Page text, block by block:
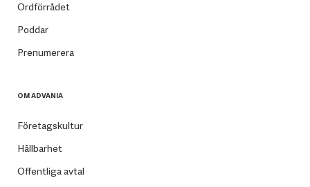
Ordförrådet
Poddar
Prenumerera
OM ADVANIA
Företagskultur
Hållbarhet
Offentliga avtal